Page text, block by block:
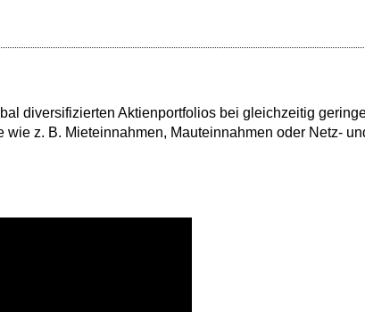
diversifizierten Aktienportfolios bei gleichzeitig
z. B. Mieteinnahmen, Mauteinnahmen oder Netz-